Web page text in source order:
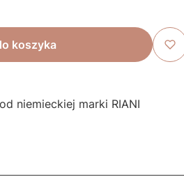
koszyka
niemieckiej marki RIANI